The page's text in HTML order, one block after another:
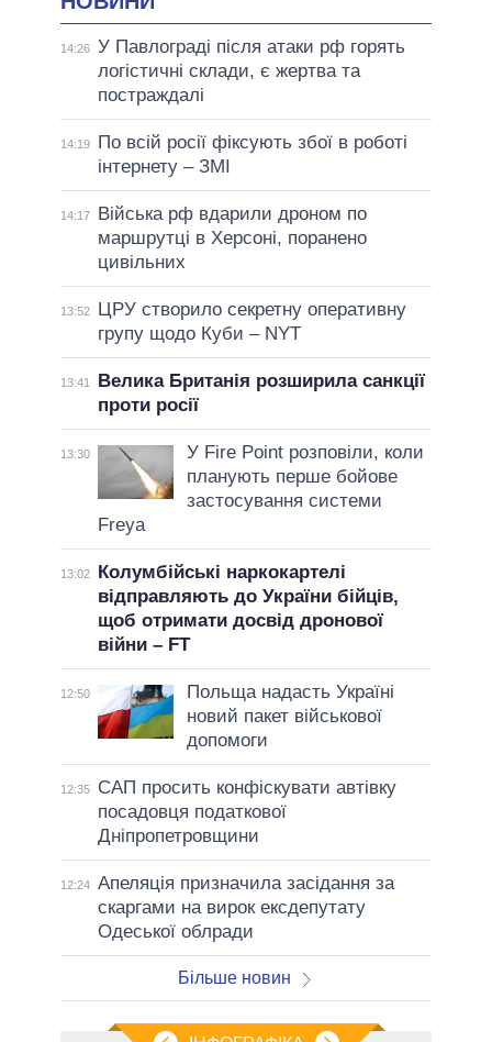
14:26 У Павлограді після атаки рф горять
логістичні склади, є жертва та
постраждалі
14:19
По всій росії фіксують збої в роботі
інтернету – ЗМІ
14:17
Війська рф вдарили дроном по
маршрутці в Херсоні, поранено
цивільних
13:52
ЦРУ створило секретну оперативну
групу щодо Куби – NYT
13:41
Велика Британія розширила санкції
проти росії
13:30
У Fire Point розповіли, коли
планують перше бойове
застосування системи
Freya
13:02
Колумбійські наркокартелі
відправляють до України бійців,
щоб отримати досвід дронової
війни – FT
12:50
Польща надасть Україні
новий пакет військової
допомоги
12:35
САП просить конфіскувати автівку
посадовця податкової
Дніпропетровщини
12:24 Апеляція призначила засідання за
скаргами на вирок ексдепутату
Одеської облради
Більше новин